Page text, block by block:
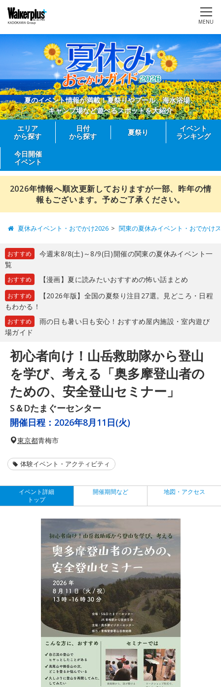
MENU
夏のイベント情報が満載！夏祭りやプール、海水浴場、
キャンプ場など遊べるスポットを大紹介
エリア
から探す
日付
から探す
夏祭り
イベント
ランキング
今日開催
イベント
2026年情報へ順次更新しておりますが一部、昨年の情
報もございます。予めご了承ください。
夏休みイベント・おでかけ2026 関東の夏休みイベント・おでかけ
おすすめ
今週末8/8(土)～8/9(日)開催の関東の夏休みイベント一
覧
おすすめ 【漫画】夏に読みたいおすすめの怖い話まとめ
おすすめ
【2026年版】全国の夏祭り注目27選。見どころ・日程
もわかる！
おすすめ
雨の日も暑い日も安心！おすすめ屋内施設・室内遊び
場ガイド
初心者向け！山岳救助隊から登山
を学び、考える「奥多摩登山者の
ための、安全登山セミナー」
S＆Dたまぐーセンター
開催日程： 2026年8月11日(火)
東京都青梅市
体験イベント・アクティビティ
イベント詳細
トップ
開催期間など 地図・アクセス